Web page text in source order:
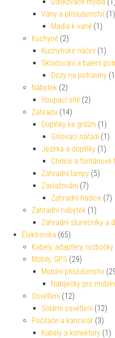
Vany a příslušenství (1)
Madla k vaně (1)
Kuchyně (2)
Kuchyňské náčiní (1)
Skladování a balení
Dózy na potraviny
Nábytek (2)
Houpací sítě (2)
Zahrada (14)
Doplňky ke grilům (1)
Grilovací nářadí (1)
Jezírka a doplňky (1)
Chrliče a fontánové
Zahradní lampy (5)
Zavlažování (7)
Zahradní hadice (7)
Zahradní nábytek (1)
Zahradní slunečníky a
Elektronika (65)
Kabely, adaptéry,
Mobily, GPS (29)
Mobilní příslušenství
Nabíječky pro
Osvětlení (12)
Solární osvětlení (12)
Počítače a kancelář (3)
Kabely a konektory (1)